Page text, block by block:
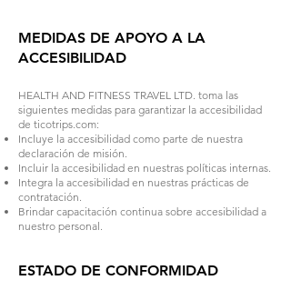
MEDIDAS DE APOYO A LA
ACCESIBILIDAD
HEALTH AND FITNESS TRAVEL LTD. toma las
siguientes medidas para garantizar la accesibilidad
de ticotrips.com:
Incluye la accesibilidad como parte de nuestra
declaración de misión.
Incluir la accesibilidad en nuestras políticas internas.
Integra la accesibilidad en nuestras prácticas de
contratación.
Brindar capacitación continua sobre accesibilidad a
nuestro personal.
ESTADO DE CONFORMIDAD